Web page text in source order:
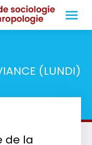
(LUNDI)
de la